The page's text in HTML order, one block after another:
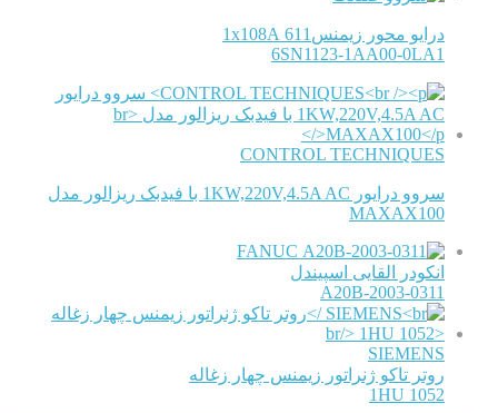
درایو محور زیمنس611 1x108A
6SN1123-1AA00-0LA1
CONTROL TECHNIQUES
سروو درایور 1KW,220V,4.5A AC با فیدبک ریزالور مدل
MAXAX100
FANUC
انکودر القایی اسپیندل
A20B-2003-0311
SIEMENS
روتر تاکو ژنراتور زیمنس چهار زغاله
1HU 1052